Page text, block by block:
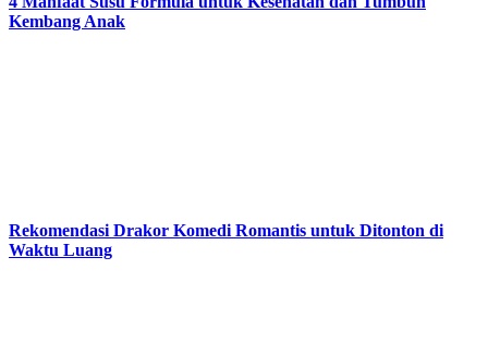
Kembang Anak
Rekomendasi Drakor Komedi Romantis untuk Ditonton di
Waktu Luang